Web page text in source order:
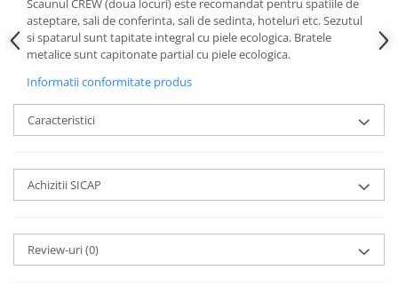
Scaunul CREW (doua locuri) este recomandat pentru spatiile de
asteptare, sali de conferinta, sali de sedinta, hoteluri etc. Sezutul
si spatarul sunt tapitate integral cu piele ecologica. Bratele
metalice sunt capitonate partial cu piele ecologica.
Informatii conformitate produs
Caracteristici
Achizitii SICAP
Review-uri(0)